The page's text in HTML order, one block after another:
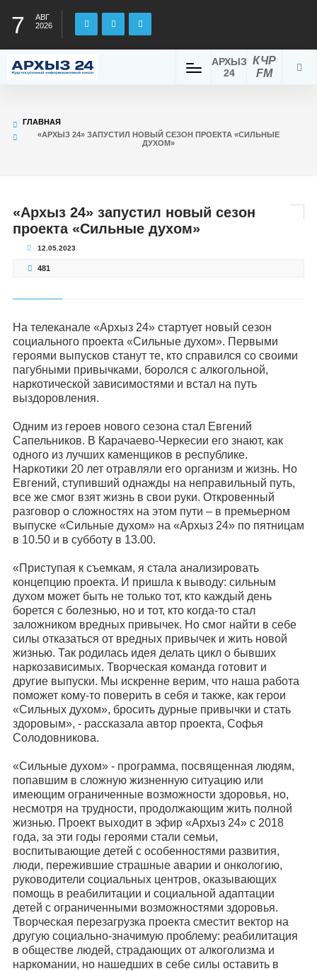
7
АВГ
2026
КЧР
FM
АРХЫЗ
24
ГЛАВНАЯ
«АРХЫЗ 24» ЗАПУСТИЛ НОВЫЙ СЕЗОН ПРОЕКТА «СИЛЬНЫЕ
ДУХОМ»
«Архыз 24» запустил новый сезон
проекта «Сильные духом»
12.05.2023
481
На телеканале «Архыз 24» стартует новый сезон
социального проекта «Сильные духом». Первыми
героями выпусков станут те, кто справился со своими
пагубными привычками, боролся с алкогольной,
наркотической зависимостями и встал на путь
выздоровления.
Одним из героев нового сезона стал Евгений
Сапельников. В Карачаево-Черкесии его знают, как
одного из лучших каменщиков в республике.
Наркотики 20 лет отравляли его организм и жизнь. Но
Евгений, ступивший однажды на неправильный путь,
все же смог взят жизнь в свои руки. Откровенный
разговор о сложностях на этом пути – в премьерном
выпуске «Сильные духом» на «Архыз 24» по пятницам
в 10.50 и в субботу в 13.00.
«Приступая к съемкам, я стала анализировать
концепцию проекта. И пришла к выводу: сильным
духом может быть не только тот, кто каждый день
борется с болезнью, но и тот, кто когда-то стал
заложником вредных привычек. Но смог найти в себе
силы отказаться от вредных привычек и жить новой
жизнью. Так родилась идея делать цикл о бывших
наркозависимых. Творческая команда готовит и
другие выпуски. Мы искренне верим, что наша работа
поможет кому-то поверить в себя и также, как герои
«Сильных духом», бросить дурные привычки и стать
здоровым», - рассказала автор проекта, Софья
Солодовникова.
«Сильные духом» - программа, посвященная людям,
попавшим в сложную жизненную ситуацию или
имеющим ограниченные возможности здоровья, но,
несмотря на трудности, продолжающим жить полной
жизнью. Проект выходит в эфир «Архыз 24» с 2018
года, за эти годы героями стали семьи,
воспитывающие детей с особенностями развития,
люди, пережившие страшные аварии и онкологию,
руководители социальных центров, оказывающих
помощь в реабилитации и социальной адаптации
детей с ограниченными возможностями здоровья.
Творческая перезагрузка проекта сместит вектор на
другую социально-значимую проблему: реабилитация
в обществе людей, страдающих от алкоголизма и
наркомании, но нашедших в себе силы оставить в